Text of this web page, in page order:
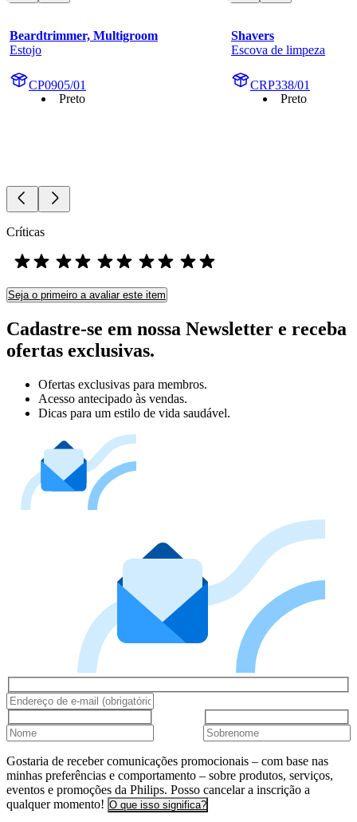
Beardtrimmer, Multigroom
Estojo
CP0905/01
Preto
Shavers
Escova de limpeza
CRP338/01
Preto
Críticas
Seja o primeiro a avaliar este item
Cadastre-se em nossa Newsletter e receba
ofertas exclusivas.
Ofertas exclusivas para membros.
Acesso antecipado às vendas.
Dicas para um estilo de vida saudável.
Gostaria de receber comunicações promocionais – com base nas
minhas preferências e comportamento – sobre produtos, serviços,
eventos e promoções da Philips. Posso cancelar a inscrição a
qualquer momento! O que isso significa?